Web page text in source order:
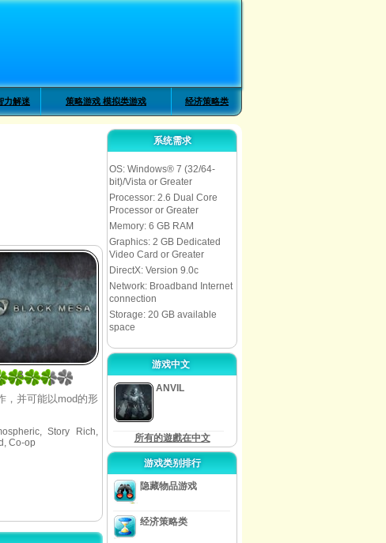
力解迷 策略游戏 模拟类游戏 经济策略类
3
1
，并可能以mod的形
Story Rich,
Co-op
系统需求
OS: Windows® 7 (32/64-
bit)/Vista or Greater
Processor: 2.6 Dual Core
Processor or Greater
Memory: 6 GB RAM
Graphics: 2 GB Dedicated
Video Card or Greater
DirectX: Version 9.0c
Network: Broadband Internet
connection
Storage: 20 GB available
space
游戏中文
ANVIL
所有的遊戲在中文
游戏类别排行
隐藏物品游戏
经济策略类